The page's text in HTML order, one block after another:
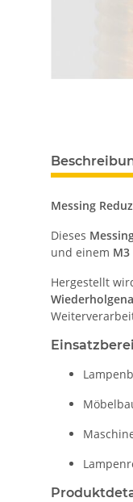
Messing
Dieses
und einem
Hergestellt